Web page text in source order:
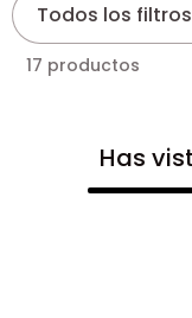
Todos los filtros
17 productos
Has